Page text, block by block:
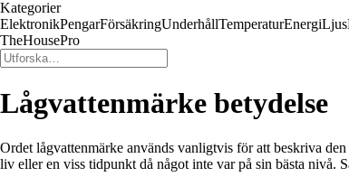
Kategorier
ElektronikPengarFörsäkringUnderhållTemperaturEnergiLjus
TheHousePro
Lågvattenmärke betydelse
Ordet lågvattenmärke används vanligtvis för att beskriva
liv eller en viss tidpunkt då något inte var på sin bästa nivå.